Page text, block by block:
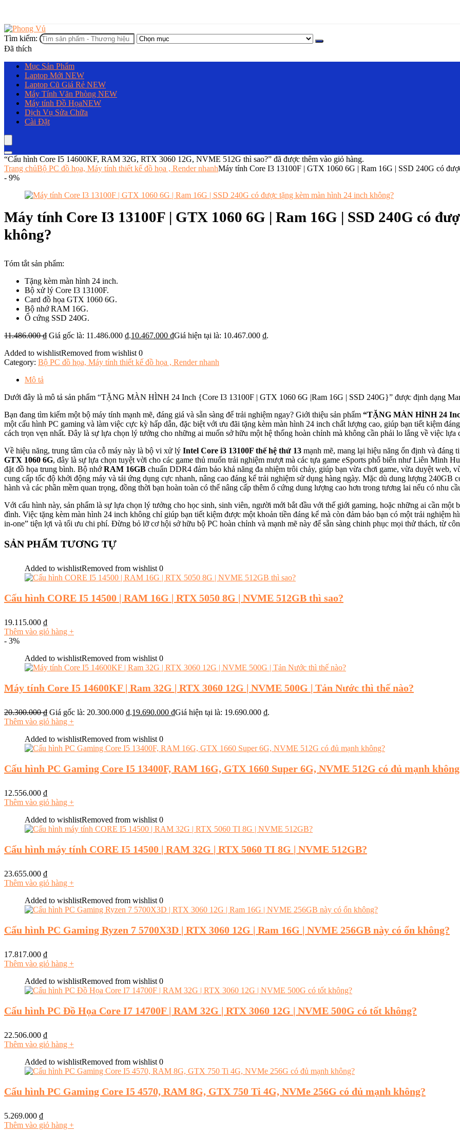
Tìm kiếm:
Đã thích
Mục Sản Phẩm
Laptop Mới NEW
Laptop Cũ Giá Rẻ NEW
Máy Tính Văn Phòng NEW
Máy tính Đồ HọaNEW
Dịch Vụ Sửa Chữa
Cài Đặt
“Cấu hình Core I5 14600KF, RAM 32G, RTX 3060 12G, NVME 512G thì sao?” đã được thêm vào giỏ hàng.
Trang chủBộ PC đồ họa, Máy tính thiết kế đồ họa , Render nhanhMáy tính Core I3 13100F | GTX 1060 6G | Ram 16G | SSD 240G có
- 9%
Máy tính Core I3 13100F | GTX 1060 6G | Ram 16G | SSD 240G có
không?
Tóm tắt sản phẩm:
Tặng kèm màn hình 24 inch.
Bộ xử lý Core I3 13100F.
Card đồ họa GTX 1060 6G.
Bộ nhớ RAM 16G.
Ổ cứng SSD 240G.
11.486.000₫ Giá gốc là: 11.486.000 ₫.10.467.000 ₫Giá hiện tại là: 10.467.000 ₫.
Added to wishlistRemoved from wishlist 0
Category: Bộ PC đồ họa, Máy tính thiết kế đồ họa , Render nhanh
Mô tả
Dưới đây là mô tả sản phẩm “TẶNG MÀN HÌNH 24 Inch {Core I3 13100F | GTX 1060 6G |Ram 16G | SSD 240G}” được định dạng
Bạn đang tìm kiếm một bộ máy tính mạnh mẽ, đáng giá và sẵn sàng để trải nghiệm ngay? Giới thiệu sản phẩm “TẶNG MÀN HÌNH 24
một cấu hình PC gaming và làm việc cực kỳ hấp dẫn, đặc biệt với ưu đãi tặng kèm màn hình 24 inch chất lượng cao, giúp bạn tiết kiệm
cách trọn vẹn nhất. Đây là sự lựa chọn lý tưởng cho những ai muốn sở hữu một hệ thống hoàn chỉnh mà không cần phải lo lắng về việc
Về hiệu năng, trung tâm của cỗ máy này là bộ vi xử lý Intel Core i3 13100F thế hệ thứ 13 mạnh mẽ, mang lại hiệu năng ổn định và
GTX 1060 6G, đây là sự lựa chọn tuyệt vời cho các game thủ muốn trải nghiệm mượt mà các tựa game eSports phổ biến như Liên Minh
đặt đồ họa trung bình. Bộ nhớRAM 16GB chuẩn DDR4 đảm bảo khả năng đa nhiệm trôi chảy, giúp bạn vừa chơi game, vừa duyệt web,
cung cấp tốc độ khởi động máy và tải ứng dụng cực nhanh, nâng cao đáng kể trải nghiệm sử dụng hàng ngày. Mặc dù dung lượng 240GB
hành và các phần mềm quan trọng, đồng thời bạn hoàn toàn có thể nâng cấp thêm ổ cứng dung lượng cao hơn trong tương lai nếu có nhu
Với cấu hình này, sản phẩm là sự lựa chọn lý tưởng cho học sinh, sinh viên, người mới bắt đầu với thế giới gaming, hoặc những ai cần
đình. Việc tặng kèm màn hình 24 inch không chỉ giúp bạn tiết kiệm được một khoản tiền đáng kể mà còn đảm bảo bạn có một trải
in-one” tiện lợi và tối ưu chi phí. Đừng bỏ lỡ cơ hội sở hữu bộ PC hoàn chỉnh và mạnh mẽ này để sẵn sàng chinh phục mọi thử thách, từ
SẢN PHẨM TƯƠNG TỰ
Added to wishlistRemoved from wishlist 0
Cấu hình CORE I5 14500 | RAM 16G | RTX 5050 8G | NVME 512GB thì sao?
19.115.000 ₫
Thêm vào giỏ hàng +
- 3%
Added to wishlistRemoved from wishlist 0
Máy tính Core I5 14600KF | Ram 32G | RTX 3060 12G | NVME 500G | Tản Nước thì thế nào?
20.300.000₫ Giá gốc là: 20.300.000 ₫.19.690.000 ₫Giá hiện tại là: 19.690.000 ₫.
Thêm vào giỏ hàng +
Added to wishlistRemoved from wishlist 0
Cấu hình PC Gaming Core I5 13400F, RAM 16G, GTX 1660 Super 6G, NVME 512G có đủ mạnh
12.556.000 ₫
Thêm vào giỏ hàng +
Added to wishlistRemoved from wishlist 0
Cấu hình máy tính CORE I5 14500 | RAM 32G | RTX 5060 TI 8G | NVME 512GB?
23.655.000 ₫
Thêm vào giỏ hàng +
Added to wishlistRemoved from wishlist 0
Cấu hình PC Gaming Ryzen 7 5700X3D | RTX 3060 12G | Ram 16G | NVME 256GB này có ổn không?
17.817.000 ₫
Thêm vào giỏ hàng +
Added to wishlistRemoved from wishlist 0
Cấu hình PC Đồ Họa Core I7 14700F | RAM 32G | RTX 3060 12G | NVME 500G có tốt không?
22.506.000 ₫
Thêm vào giỏ hàng +
Added to wishlistRemoved from wishlist 0
Cấu hình PC Gaming Core I5 4570, RAM 8G, GTX 750 Ti 4G, NVMe 256G có đủ mạnh không?
5.269.000 ₫
Thêm vào giỏ hàng +